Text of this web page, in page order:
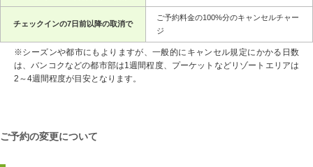
チェックインの7日前以降の取消で
ご予約料金の100%分のキャンセルチャー
ジ
※シーズンや都市にもよりますが、一般的にキャンセル規定にかかる日数
は、バンコクなどの都市部は1週間程度、プーケットなどリゾートエリアは
2～4週間程度が目安となります。
ご予約の変更について